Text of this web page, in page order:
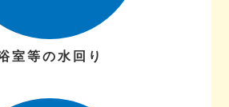
室等の水回り